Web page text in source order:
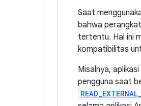
Saat
bahwa
tertentu. Hal ini
kompatibilitas
Misalnya,
pengguna saat